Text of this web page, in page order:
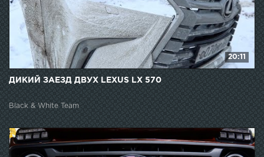
20:11
ДИКИЙ ЗАЕЗД ДВУХ LEXUS LX 570
Black & White Team